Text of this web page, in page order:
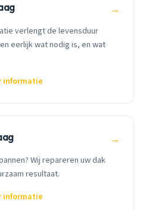
→
verlengt de levensduur
eerlijk wat nodig is, en wat
informatie
→
Wij repareren uw dak
resultaat.
informatie